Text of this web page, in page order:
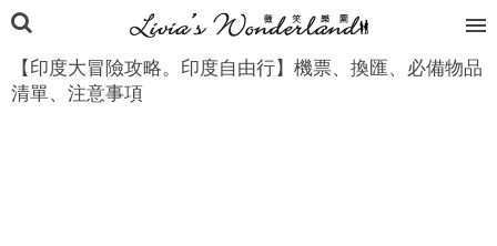
【印度大冒險攻略。印度自由行】機票、換匯、必備物品
清單、注意事項